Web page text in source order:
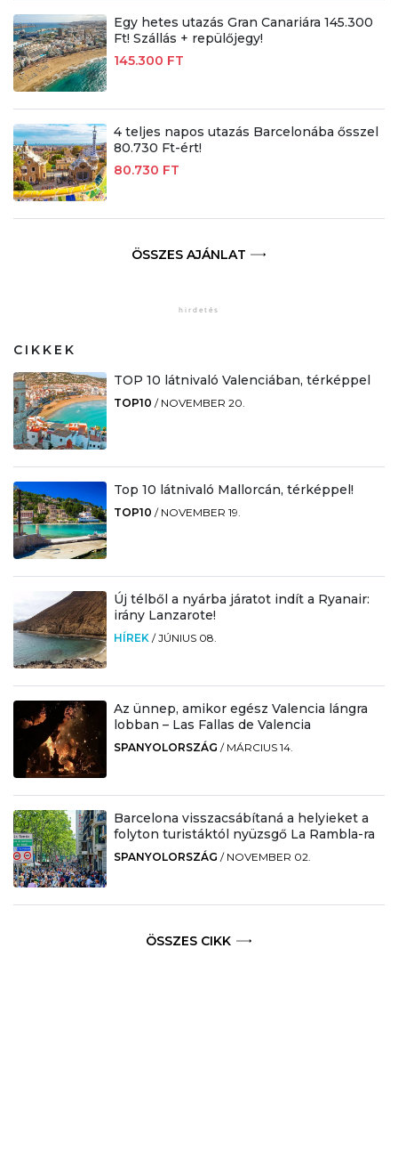
Egy hetes utazás Gran Canariára 145.300
Ft! Szállás + repülőjegy!
145.300 FT
4 teljes napos utazás Barcelonába ősszel
80.730 Ft-ért!
80.730 FT
ÖSSZES AJÁNLAT
CIKKEK
TOP 10 látnivaló Valenciában, térképpel
TOP10 / NOVEMBER 20.
Top 10 látnivaló Mallorcán, térképpel!
TOP10 / NOVEMBER 19.
Új télből a nyárba járatot indít a Ryanair:
irány Lanzarote!
HÍREK /JÚNIUS 08.
Az ünnep, amikor egész Valencia lángra
lobban – Las Fallas de Valencia
SPANYOLORSZÁG / MÁRCIUS 14.
Barcelona visszacsábítaná a helyieket a
folyton turistáktól nyüzsgő La Rambla-ra
SPANYOLORSZÁG / NOVEMBER 02.
ÖSSZES CIKK